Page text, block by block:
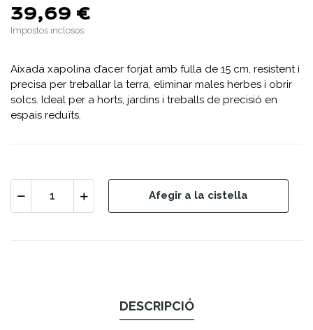
39,69 €
Impostos inclosos
Aixada xapolina d’acer forjat amb fulla de 15 cm, resistent i
precisa per treballar la terra, eliminar males herbes i obrir
solcs. Ideal per a horts, jardins i treballs de precisió en
espais reduïts.
Afegir a la cistella
DESCRIPCIÓ